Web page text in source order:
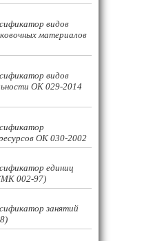
видов
материалов
видов
ОК 029-2014
ОК 030-2002
единиц
002-97)
занятий